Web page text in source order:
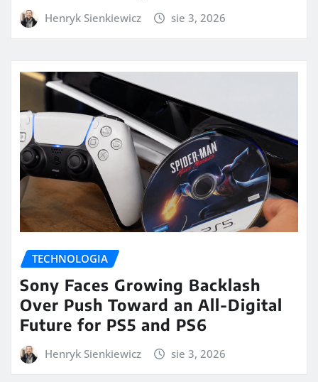
Henryk Sienkiewicz sie 3, 2026
TECHNOLOGIA
Sony Faces Growing Backlash
Over Push Toward an All-Digital
Future for PS5 and PS6
Henryk Sienkiewicz sie 3, 2026